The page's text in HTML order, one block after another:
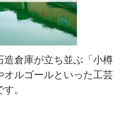
倉庫が立ち並ぶ「小樽
ルゴールといった工芸
。